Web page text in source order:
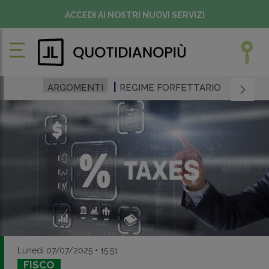
ACCEDI AI NOSTRI NUOVI SERVIZI
ARGOMENTI REGIME FORFETTARIO
Lunedì 07/07/2025 • 15:51
FISCO